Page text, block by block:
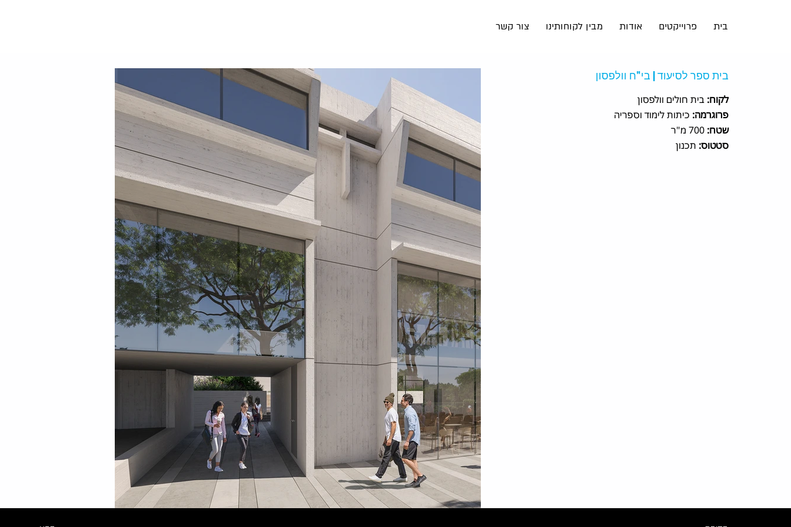
בית פרוייקטים אודות מבין לקוחותינו צור קשר
בית ספר לסיעוד | בי"ח וולפסון
לקוח:בית חולים וולפסון
פרוגרמה: כיתות לימוד וספריה
שטח:700 מ"ר
סטטוס: תכנון